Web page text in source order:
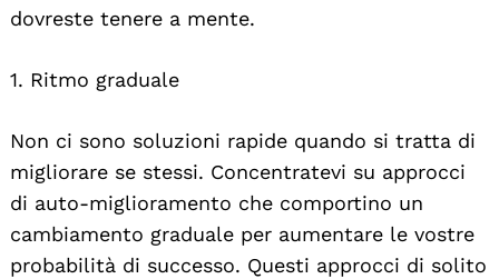
dovreste tenere a mente.
1. Ritmo graduale
Non ci sono soluzioni rapide quando si tratta di
migliorare se stessi. Concentratevi su approcci
di auto-miglioramento che comportino un
cambiamento graduale per aumentare le vostre
probabilità di successo. Questi approcci di solito